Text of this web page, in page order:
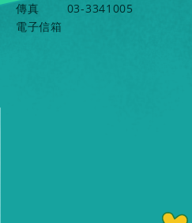
傳真
03-3341005
電子信箱